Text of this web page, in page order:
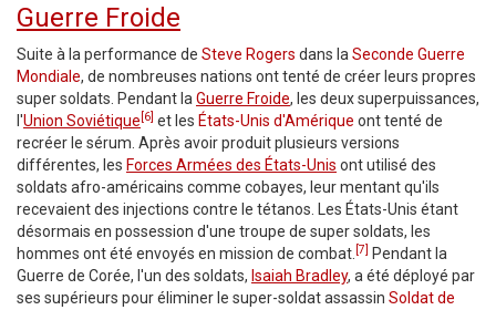
Guerre Froide
Suite à la performance de Steve Rogers dans la Seconde Guerre
Mondiale, de nombreuses nations ont tenté de créer leurs propres
super soldats. Pendant la Guerre Froide, les deux superpuissances,
l'Union Soviétique [6] et les États-Unis d'Amérique ont tenté de
recréer le sérum. Après avoir produit plusieurs versions
différentes, les Forces Armées des États-Unis ont utilisé des
soldats afro-américains comme cobayes, leur mentant qu'ils
recevaient des injections contre le tétanos. Les États-Unis étant
désormais en possession d'une troupe de super soldats, les
hommes ont été envoyés en mission de combat. [7] Pendant la
Guerre de Corée, l'un des soldats, Isaiah Bradley, a été déployé par
ses supérieurs pour éliminer le super-soldat assassin Soldat de